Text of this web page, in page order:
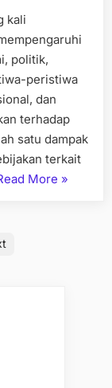
kali
politik,
peristiwa
dan
terhadap
satu dampak
terkait
More “Berita
»